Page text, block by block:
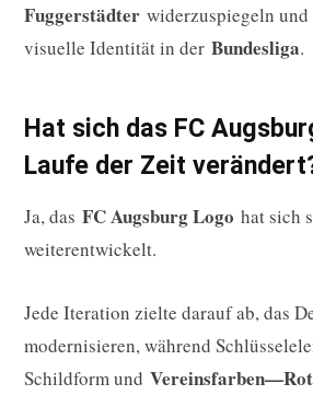
Fuggerstädter widerzuspiegeln und
visuelle Identität in der Bundesliga.
Hat sich das FC
Laufe der Zeit
Ja, das FC Augsburg Logo hat sich
weiterentwickelt.
Jede Iteration zielte darauf ab, das
modernisieren, während
Schildform und